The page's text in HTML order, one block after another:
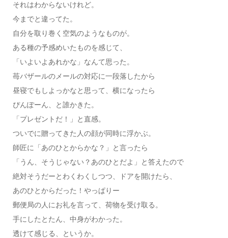
それはわからないけれど。
今までと違ってた。
自分を取り巻く空気のようなものが。
ある種の予感めいたものを感じて、
「いよいよあれかな」なんて思った。
苺バザールのメールの対応に一段落したから
昼寝でもしよっかなと思って、横になったら
ぴんぽーん、と誰かきた。
「プレゼントだ！」と直感。
ついでに贈ってきた人の顔が同時に浮かぶ。
師匠に「あのひとからかな？」と言ったら
「うん、そうじゃない？あのひとだよ」と答えたので
絶対そうだーとわくわくしつつ、ドアを開けたら、
あのひとからだった！やっぱりー
郵便局の人にお礼を言って、荷物を受け取る。
手にしたとたん、中身がわかった。
透けて感じる、というか。